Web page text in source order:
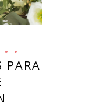
PARA